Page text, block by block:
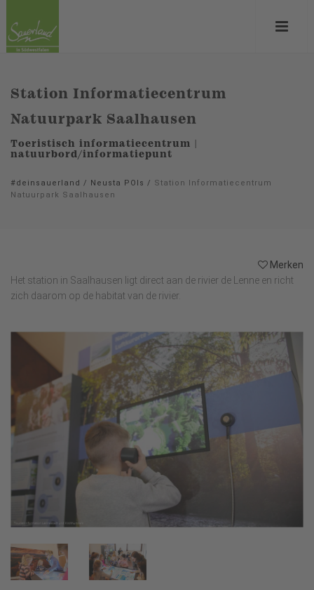
Station Informatiecentrum
Natuurpark Saalhausen
Toeristisch informatiecentrum |
natuurbord/informatiepunt
#deinsauerland / Neusta POIs / Station Informatiecentrum
Natuurpark Saalhausen
Merken
Het station in Saalhausen ligt direct aan de rivier de Lenne en richt
zich daarom op de habitat van de rivier.